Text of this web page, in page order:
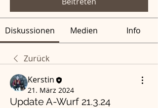
Diskussionen Medien Info
Zurück
Kerstin
21. März 2024
Update A-Wurf 21.3.24